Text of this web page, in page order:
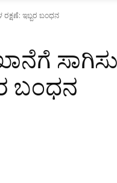
ರಕ್ಷಣೆ: ಇಬ್ಬರ ಬಂಧನ
ಬಂಧನ